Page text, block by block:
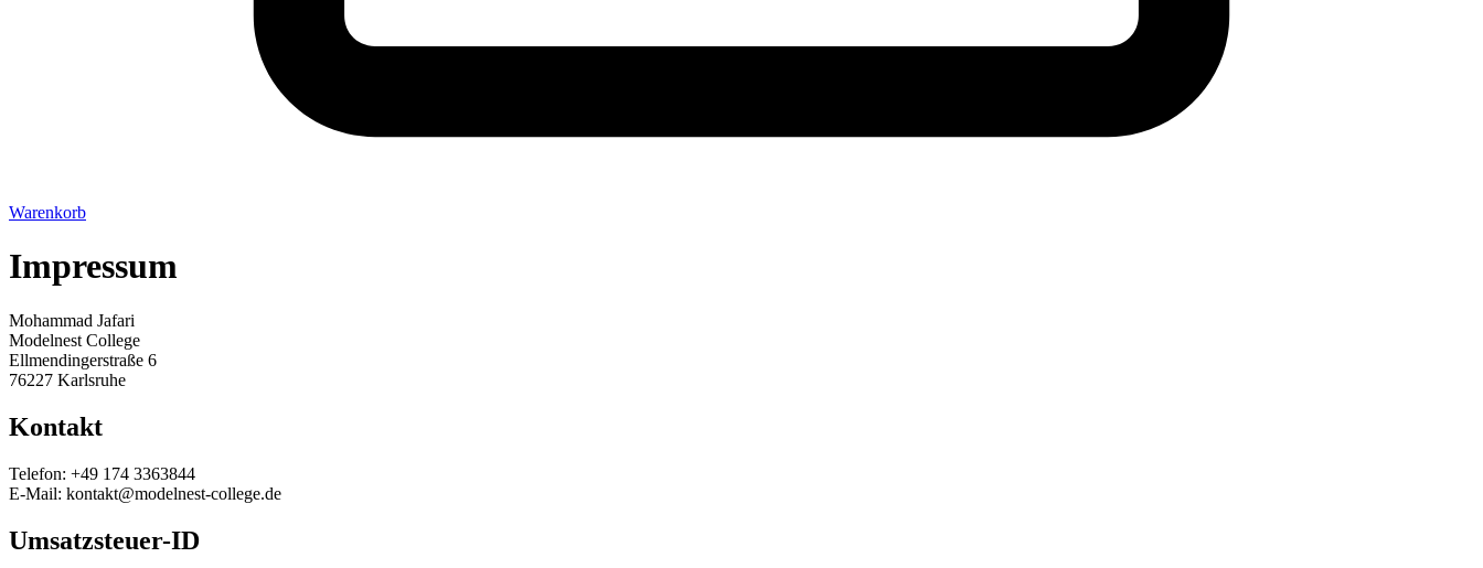
Warenkorb
Impressum
Mohammad Jafari
Modelnest College
Ellmendingerstraße 6
76227 Karlsruhe
Kontakt
Telefon: +49 174 3363844
E-Mail: kontakt@modelnest-college.de
Umsatzsteuer-ID